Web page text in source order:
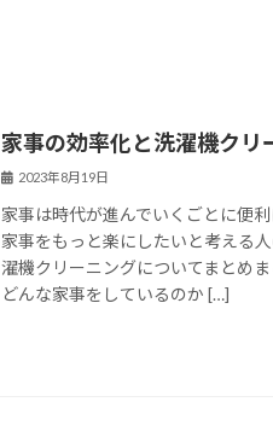
家事の効率化と洗濯機クリ
2023年8月19日
家事は時代が進んでいくごとに便
家事をもっと楽にしたいと考える
濯機クリーニングについてまとめ
どんな家事をしているのか […]